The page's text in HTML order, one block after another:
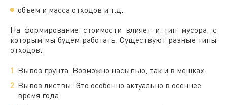
объем и масса отходов и т.д.
На формирование стоимости влияет и тип мусора, с
которым мы будем работать. Существуют разные типы
отходов:
Вывоз грунта. Возможно насыпью, так и в мешках.
Вывоз листвы. Это особенно актуально в осеннее
время года.